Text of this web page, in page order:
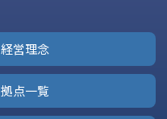
経営理念
拠点一覧